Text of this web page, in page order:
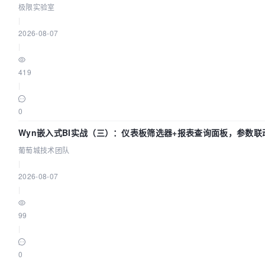
极限实验室
2026-08-07
419
0
Wyn嵌入式BI实战（三）：仪表板筛选器+报表查询面板，参数联
葡萄城技术团队
2026-08-07
99
0